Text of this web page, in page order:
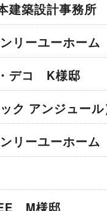
建築設計事務
リーユーホー
デコ K様邸
ク アンジュール
リーユーホー
M様邸